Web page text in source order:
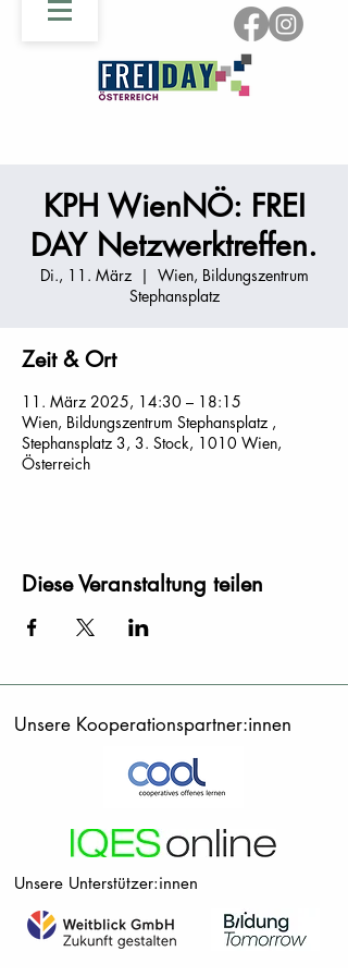
KPH WienNÖ: FREI
DAY Netzwerktreffen.
Di., 11. März
  |
Wien, Bildungszentrum
Stephansplatz
Zeit & Ort
11. März 2025, 14:30 – 18:15
Wien, Bildungszentrum Stephansplatz ,
Stephansplatz 3, 3. Stock, 1010 Wien,
Österreich
Diese Veranstaltung teilen
Unsere Kooperationspartner:innen
Unsere Unterstützer:innen